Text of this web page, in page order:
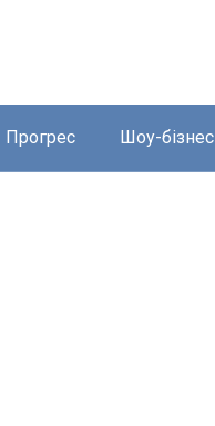
Прогрес Шоу-бізнес